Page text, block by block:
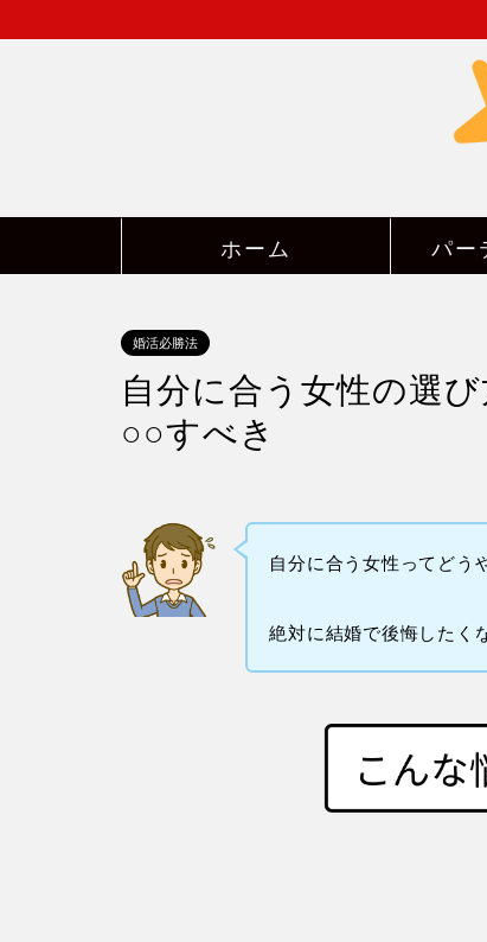
ホーム パー
婚活必勝法
自分に合う女性の選
○○すべき
自分に合う女性ってどう
絶対に結婚で後悔したく